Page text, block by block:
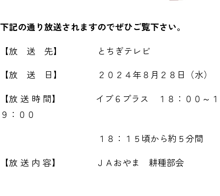
下記の通り放送されますのでぜひご覧下さい。
【放 送 先】 とちぎテレビ
【放 送 日】 ２０２４年８月２８日（水）
【放 送 時 間】 イブ６プラス １８：００～１
９：００
１８：１５頃から約５分間
【放 送 内 容】 ＪＡおやま 耕種部会